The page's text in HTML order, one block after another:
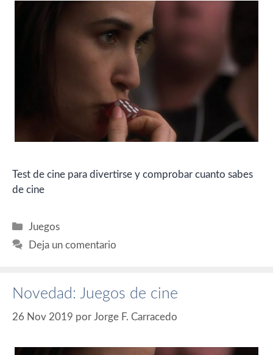
Test de cine para divertirse y comprobar cuanto sabes
de cine
Categorías
Juegos
Deja un comentario
Novedad: Juegos de cine
26 Nov 2019 por Jorge F. Carracedo